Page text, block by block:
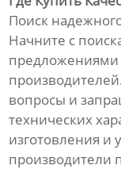
Поиск
Начните с
предложениями
вопросы и
технических
изготовления и
производители